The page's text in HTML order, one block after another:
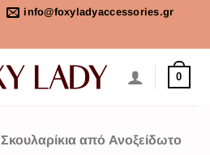
info@foxyladyaccessories.gr
0
Σκουλαρίκια από Ανοξείδωτο